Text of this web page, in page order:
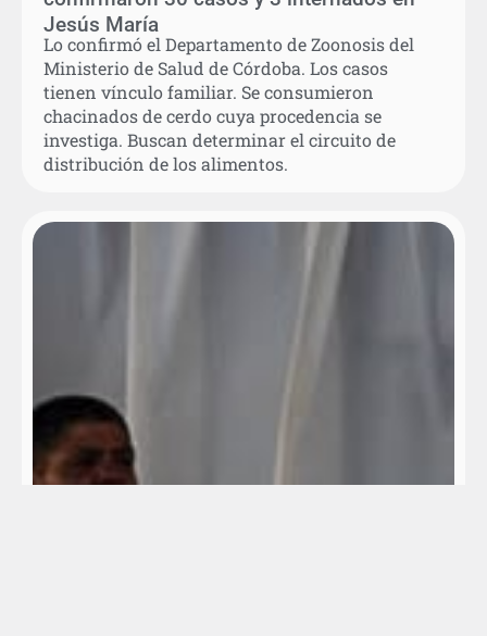
Jesús María
Lo confirmó el Departamento de Zoonosis del
Ministerio de Salud de Córdoba. Los casos
tienen vínculo familiar. Se consumieron
chacinados de cerdo cuya procedencia se
investiga. Buscan determinar el circuito de
distribución de los alimentos.